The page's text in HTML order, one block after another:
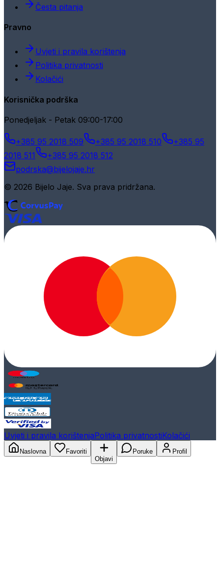
Česta pitanja
Pravno
Uvjeti i pravila korištenja
Politika privatnosti
Kolačići
Korisnička podrška
Ponedjeljak - Petak 09:00-17:00
+385 95 2018 509 +385 95 2018 510
+385 95
2018 511
+385 95 2018 512
podrska@bijelojaje.hr
© 2026 Bijelo Jaje. Sva prava pridržana.
Uvjeti i pravila korištenjaPolitika privatnostiKolačići
Naslovna
Favoriti
Objavi
Poruke Profil